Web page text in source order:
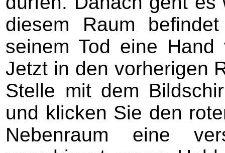
diesem Raum
seinem Tod eine
Jetzt in den vorherigen
Stelle mit dem
und klicken Sie den
Nebenraum eine